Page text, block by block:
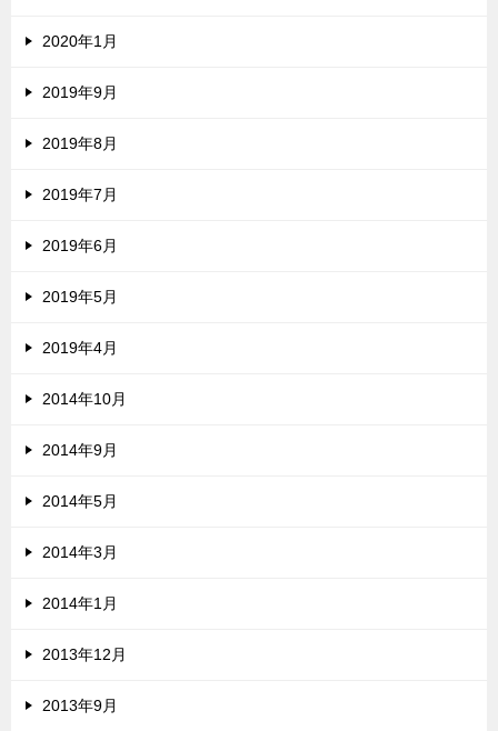
2020年1月
2019年9月
2019年8月
2019年7月
2019年6月
2019年5月
2019年4月
2014年10月
2014年9月
2014年5月
2014年3月
2014年1月
2013年12月
2013年9月